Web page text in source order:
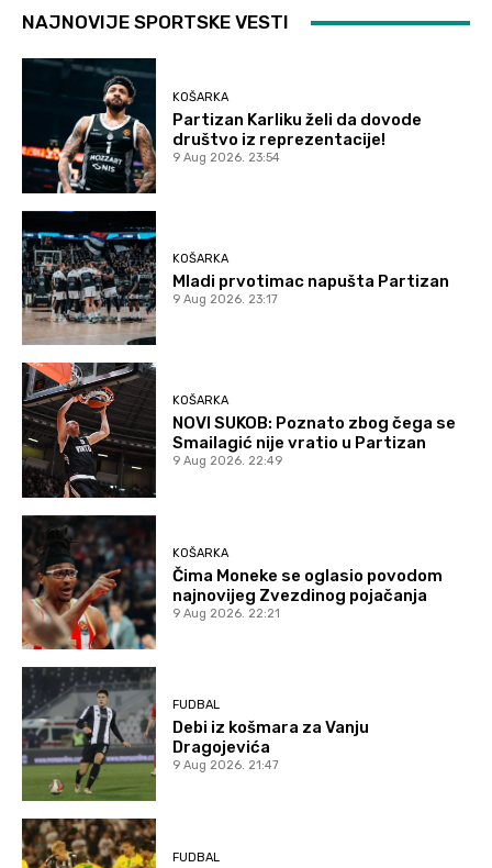
NAJNOVIJE SPORTSKE VESTI
KOŠARKA
Partizan Karliku želi da dovode
društvo iz reprezentacije!
9 Aug 2026. 23:54
KOŠARKA
Mladi prvotimac napušta Partizan
9 Aug 2026. 23:17
KOŠARKA
NOVI SUKOB: Poznato zbog čega se
Smailagić nije vratio u Partizan
9 Aug 2026. 22:49
KOŠARKA
Čima Moneke se oglasio povodom
najnovijeg Zvezdinog pojačanja
9 Aug 2026. 22:21
FUDBAL
Debi iz košmara za Vanju
Dragojevića
9 Aug 2026. 21:47
FUDBAL